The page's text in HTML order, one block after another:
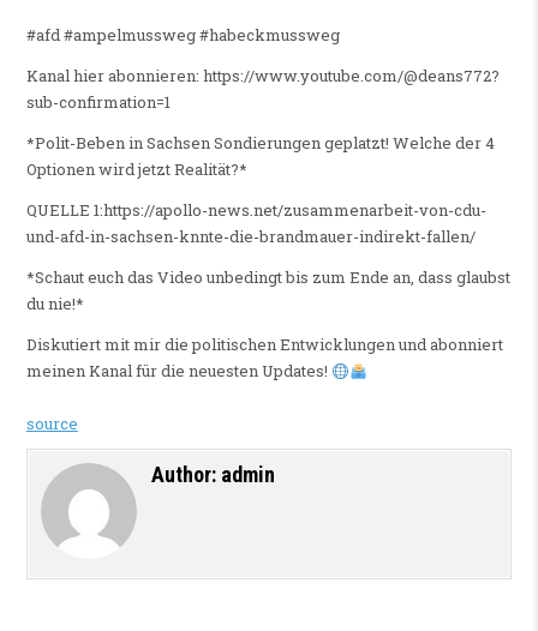
#afd #ampelmussweg #habeckmussweg
Kanal hier abonnieren: https://www.youtube.com/@deans772?
sub-confirmation=1
*Polit-Beben in Sachsen Sondierungen geplatzt! Welche der 4
Optionen wird jetzt Realität?*
QUELLE 1:https://apollo-news.net/zusammenarbeit-von-cdu-
und-afd-in-sachsen-knnte-die-brandmauer-indirekt-fallen/
*Schaut euch das Video unbedingt bis zum Ende an, dass glaubst
du nie!*
Diskutiert mit mir die politischen Entwicklungen und abonniert
meinen Kanal für die neuesten Updates!
source
Author: admin